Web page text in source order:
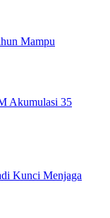
Mampu
Akumulasi 35
Kunci Menjaga